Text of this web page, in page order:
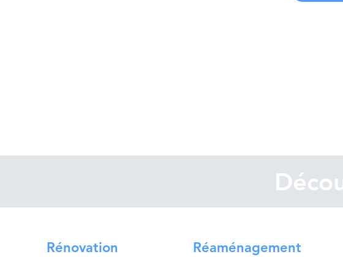
Rénovation
Réaménagement